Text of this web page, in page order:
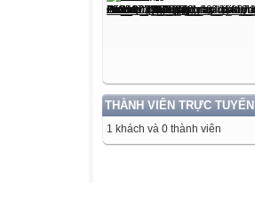
THÀNH VIÊN TRỰC TUYẾN
1 khách và 0 thành viên